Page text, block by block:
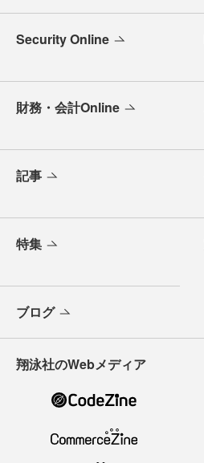
Security Online
財務・会計Online
記事
特集
ブログ
翔泳社のWebメディア